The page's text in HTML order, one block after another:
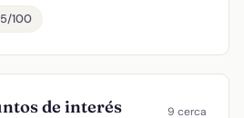
100
de interés 9 cerca